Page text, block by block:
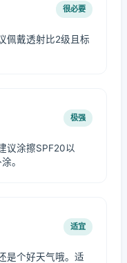
很必要
佩戴透射比2级且标
极强
议涂擦SPF20以
。
适宜
是个好天气哦。适